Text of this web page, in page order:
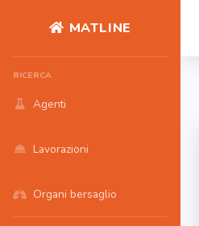
MATLINE
RICERCA
Agenti
Lavorazioni
Organi bersaglio